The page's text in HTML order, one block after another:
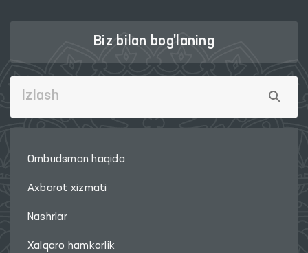
Biz bilan bog'laning
Ombudsman haqida
Axborot xizmati
Nashrlar
Xalqaro hamkorlik